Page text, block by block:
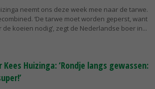
neemt ons deze week mee naar de tarwe.
‘De tarwe moet worden geperst, want
koeien nodig’, zegt de Nederlandse boer in...
Huizinga: ‘Rondje langs gewassen: